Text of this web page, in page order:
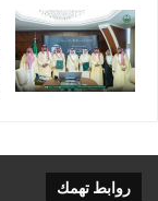
روابط تهمك